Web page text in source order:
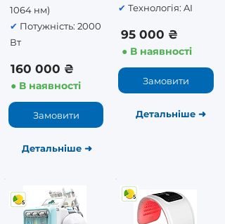
1064 нм)
✔ Потужність: 2000
Вт
160 000 ₴
● В наявності
Замовити
Детальніше ➜
✔ Технологія: AI
95 000 ₴
● В наявності
Замовити
Детальніше ➜